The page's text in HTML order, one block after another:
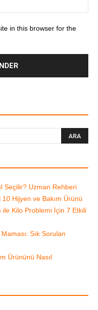
in this browser for the
Seçilir? Uzman Rehberi
Hijyen ve Bakım Ürünü
ile Kilo Problemi İçin 7 Etkili
Sık Sorulan
Ürününü Nasıl